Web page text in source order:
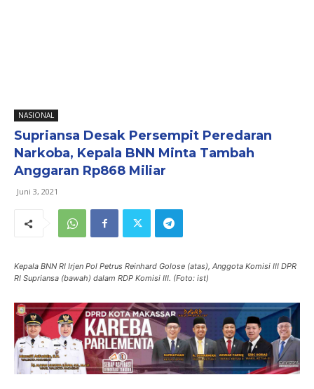
NASIONAL
Supriansa Desak Persempit Peredaran
Narkoba, Kepala BNN Minta Tambah
Anggaran Rp868 Miliar
Juni 3, 2021
Kepala BNN RI Irjen Pol Petrus Reinhard Golose (atas), Anggota Komisi III DPR
RI Supriansa (bawah) dalam RDP Komisi III. (Foto: ist)